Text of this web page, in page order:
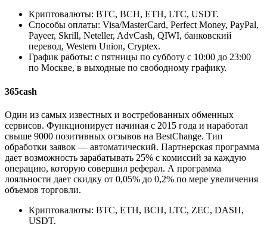
Криптовалюты: BTC, BCH, ETH, LTC, USDT.
Способы оплаты: Visa/MasterCard, Perfect Money, PayPal,
Payeer, Skrill, Neteller, AdvCash, QIWI, банковский
перевод, Western Union, Cryptex.
График работы: с пятницы по субботу с 10:00 до 23:00
по Москве, в выходные по свободному графику.
365cash
Один из самых известных и востребованных обменных
сервисов. Функционирует начиная с 2015 года и наработал
свыше 9000 позитивных отзывов на BestChange. Тип
обработки заявок — автоматический. Партнерская программа
дает возможность зарабатывать 25% с комиссий за каждую
операцию, которую совершил реферал. А программа
лояльности дает скидку от 0,05% до 0,2% по мере увеличения
объемов торговли.
Криптовалюты: BTC, ETH, BCH, LTC, ZEC, DASH,
USDT.